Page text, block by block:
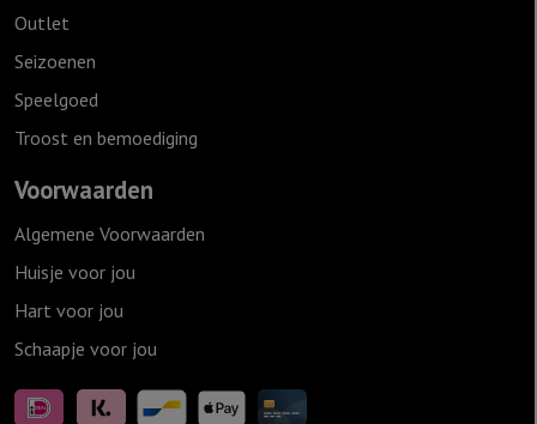
Outlet
Seizoenen
Speelgoed
Troost en bemoediging
Voorwaarden
Algemene Voorwaarden
Huisje voor jou
Hart voor jou
Schaapje voor jou